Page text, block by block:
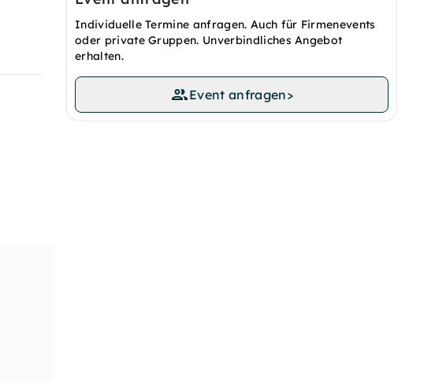
Individuelle Termine anfragen. Auch für Firmenevents
oder private Gruppen. Unverbindliches Angebot
erhalten.
Event anfragen>